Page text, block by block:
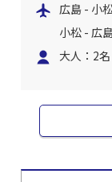
広島 - 小
小松 - 広
大人：2名